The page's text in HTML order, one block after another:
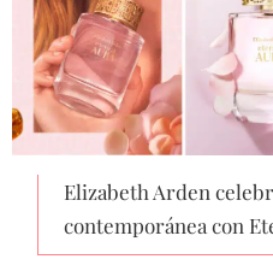
Elizabeth Arden
contemporánea con